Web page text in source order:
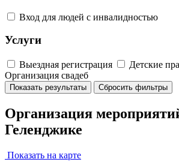
Вход для людей с инвалидностью
Услуги
Выездная регистрация
Детские
Организация свадеб
Показать результаты Сбросить фильтры
Организация
Геленджике
Показать на карте